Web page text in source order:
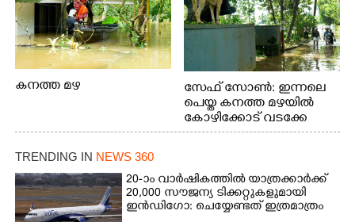
കനത്ത മഴ
സേഫ് സോൺ: ഇന്നലെ
പെയ്ത കനത്ത മഴയിൽ
കോഴിക്കോട് വടക്കേ
വയലിൽ വെള്ളം
വെള്ളത്തിലൂടെ
നടന്നുവരുന്നവരെ
മതിലിനു മുകളിൽ നോക്കി
TRENDING IN NEWS 360
20-ാം വാർഷികത്തിൽ യാത്രക്കാർക്ക്
20,000 സൗജന്യ ടിക്കറ്റുകളുമായി
ഇൻഡിഗോ: ചെയ്യേണ്ടത് ഇത്രമാത്രം